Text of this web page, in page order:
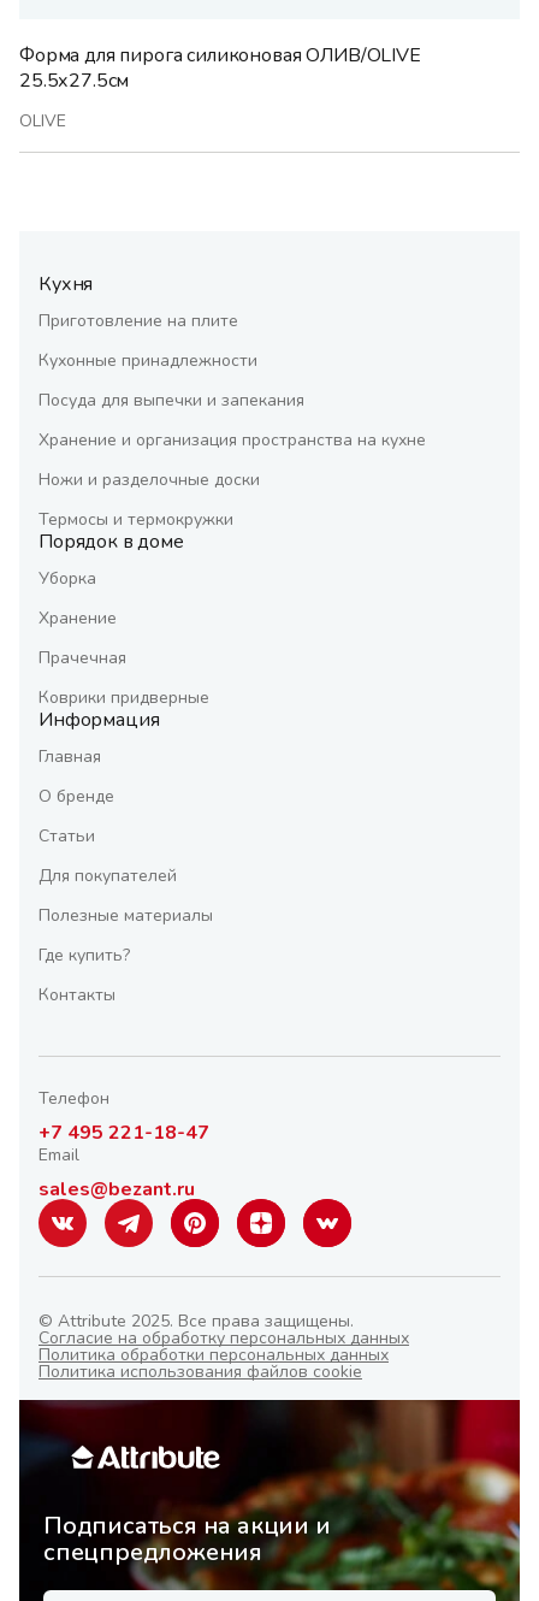
Форма для пирога силиконовая ОЛИВ/OLIVE
25.5х27.5см
OLIVE
Кухня
Приготовление на плите
Кухонные принадлежности
Посуда для выпечки и запекания
Хранение и организация пространства на кухне
Ножи и разделочные доски
Термосы и термокружки
Порядок в доме
Уборка
Хранение
Прачечная
Коврики придверные
Информация
Главная
О бренде
Статьи
Для покупателей
Полезные материалы
Где купить?
Контакты
Телефон
+7 495 221-18-47
Email
sales@bezant.ru
© Attribute 2025. Все права защищены.
Согласие на обработку персональных данных
Политика обработки персональных данных
Политика использования файлов cookie
Подписаться на акции и
спецпредложения